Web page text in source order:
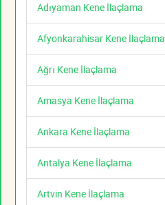
Adıyaman Kene İlaçlama
Afyonkarahisar Kene İlaçlama
Ağrı Kene İlaçlama
Amasya Kene İlaçlama
Ankara Kene İlaçlama
Antalya Kene İlaçlama
Artvin Kene İlaçlama